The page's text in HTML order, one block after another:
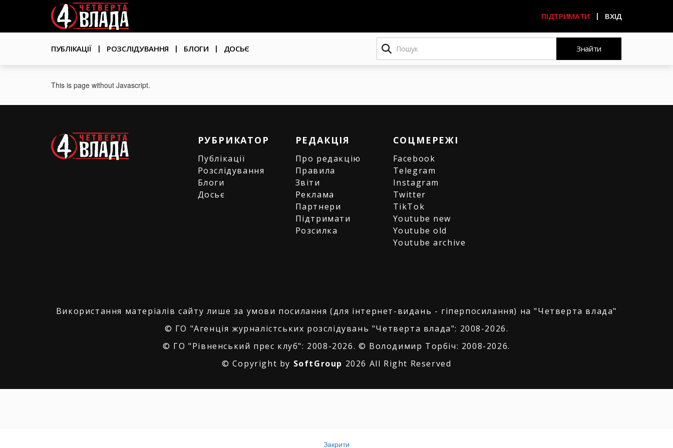
вмісту
User
account
menu
ПІДТРИМАТИ ВХІД
Основна
навіґація
ПУБЛІКАЦІЇ РОЗСЛІДУВАННЯ БЛОГИ ДОСЬЄ
Пошук
Знайти
This is page without Javascript.
РУБРИКАТОР
Публікації
Розслідування
Блоги
Досьє
РЕДАКЦІЯ
Про редакцію
Правила
Звіти
Реклама
Партнери
Підтримати
Розсилка
СОЦМЕРЕЖІ
Facebook
Telegram
Instagram
Twitter
TikTok
Youtube new
Youtube old
Youtube archive
Використання матеріалів сайту лише за умови посилання (для інтернет-видань - гіперпосилання) на "Четверта влада"
© ГО "Агенція журналістських розслідувань "Четверта влада": 2008-2026.
© ГО "Рівненський прес клуб": 2008-2026. © Володимир Торбіч: 2008-2026.
© Copyright by SoftGroup 2026 All Right Reserved
Закрити